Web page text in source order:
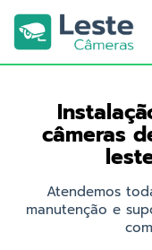
para
conteúdo
câmeras
Atendemos
manutenção e